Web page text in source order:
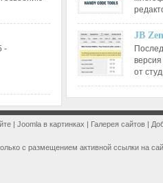
-
JB
от
| Joomla в картинках | Галерея сайтов |
с размещением активной ссылки на